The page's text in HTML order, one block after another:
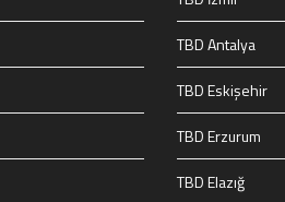
TBD Antalya
TBD Eskişehir
TBD Erzurum
TBD Elazığ